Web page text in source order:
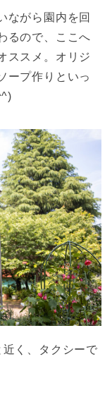
ながら園内を回
るので、ここへ
ススメ。オリジ
ープ作りといっ
く、タクシーで